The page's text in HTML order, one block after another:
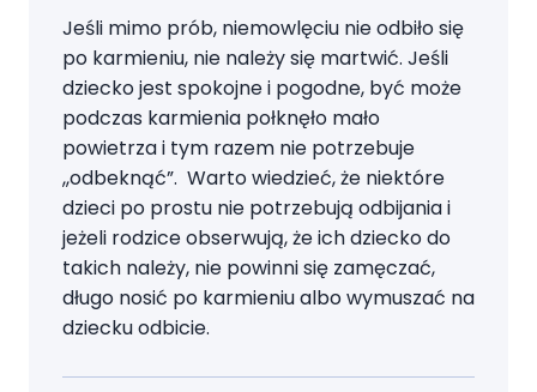
Jeśli mimo prób, niemowlęciu nie odbiło się
po karmieniu, nie należy się martwić. Jeśli
dziecko jest spokojne i pogodne, być może
podczas karmienia połknęło mało
powietrza i tym razem nie potrzebuje
,,odbeknąć”. Warto wiedzieć, że niektóre
dzieci po prostu nie potrzebują odbijania i
jeżeli rodzice obserwują, że ich dziecko do
takich należy, nie powinni się zamęczać,
długo nosić po karmieniu albo wymuszać na
dziecku odbicie.